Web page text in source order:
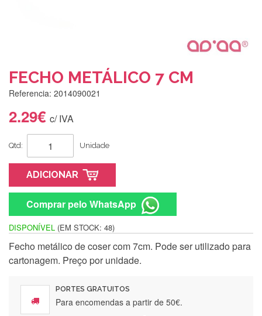
FECHO METÁLICO 7 CM
Referencia: 2014090021
2.29€ c/ IVA
Qtd: Unidade
ADICIONAR
Comprar pelo WhatsApp
DISPONÍVEL (EM STOCK: 48)
Fecho metálico de coser com 7cm. Pode ser utilizado para
cartonagem. Preço por unidade.
PORTES GRATUITOS
Para encomendas a partir de 50€.
Silvia Lopes
encomendar.